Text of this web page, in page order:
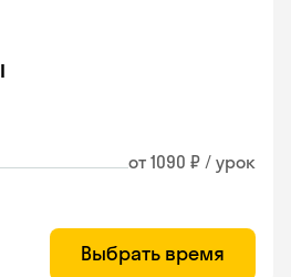
от 1090 ₽ / урок
Выбрать время